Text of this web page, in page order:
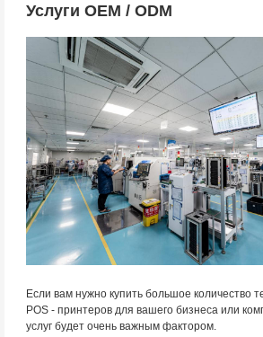
Услуги OEM / ODM
Если вам нужно купить большое количество
POS - принтеров для вашего бизнеса или
услуг будет очень важным фактором.